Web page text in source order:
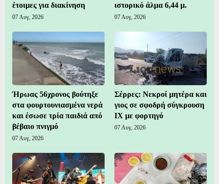
έτοιμες για διακίνηση
07 Αυγ, 2026
ιστορικό άλμα 6,44 μ.
07 Αυγ, 2026
Ήρωας 56χρονος βούτηξε
στα φουρτουνιασμένα νερά
και έσωσε τρία παιδιά από
βέβαιο πνιγμό
07 Αυγ, 2026
Σέρρες: Νεκροί μητέρα και
γιος σε σφοδρή σύγκρουση
ΙΧ με φορτηγό
07 Αυγ, 2026